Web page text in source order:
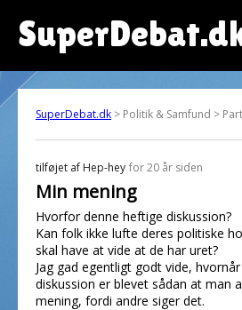
SuperDebat.dk > Politik & Samfund >
tilføjet af Hep-hey for 20 år siden
Min mening
Hvorfor denne heftige diskussion?
Kan folk ikke lufte deres politiske
skal have at vide at de har uret?
Jag gad egentligt godt vide,
diskussion er blevet sådan at man
mening, fordi andre siger det.